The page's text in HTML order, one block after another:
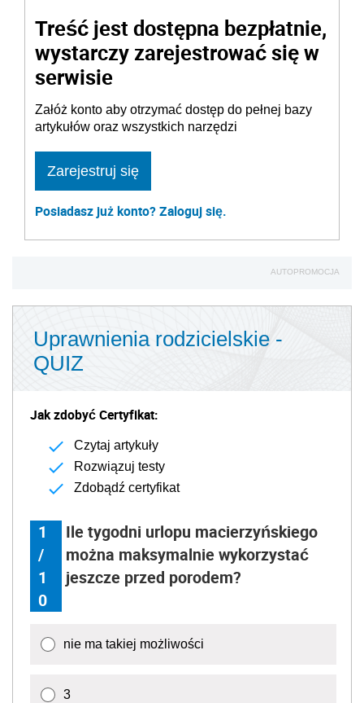
Treść jest dostępna bezpłatnie,
wystarczy zarejestrować się w
serwisie
Załóż konto aby otrzymać dostęp do pełnej bazy
artykułów oraz wszystkich narzędzi
Zarejestruj się
Posiadasz już konto? Zaloguj się.
AUTOPROMOCJA
Uprawnienia rodzicielskie -
QUIZ
Jak zdobyć Certyfikat:
Czytaj artykuły
Rozwiązuj testy
Zdobądź certyfikat
1
/
1
0
Ile tygodni urlopu macierzyńskiego
można maksymalnie wykorzystać
jeszcze przed porodem?
nie ma takiej możliwości
3